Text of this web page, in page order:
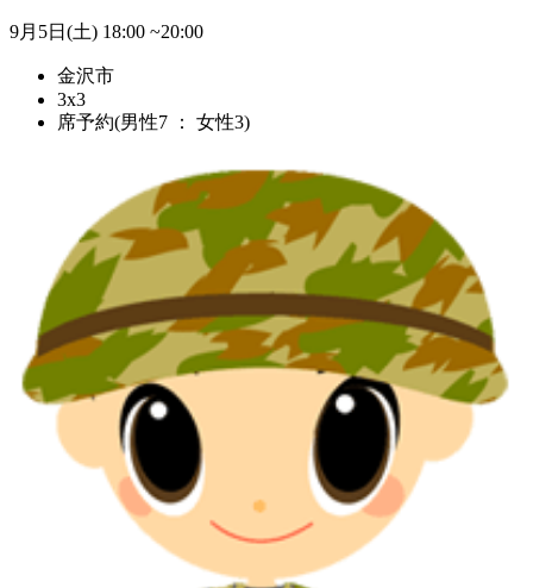
9月5日(土) 18:00 ~20:00
金沢市
3x3
席予約(男性7 ： 女性3)